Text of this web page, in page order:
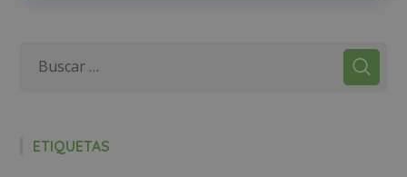
ETIQUETAS